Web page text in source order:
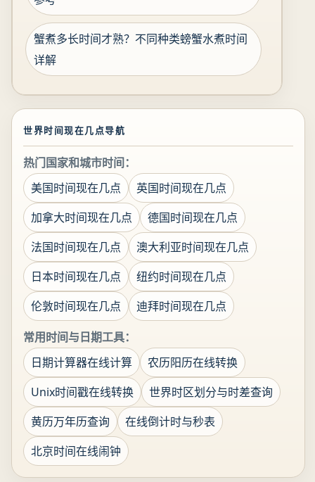
蟹煮多长时间才熟？不同种类螃蟹水煮时间
详解
世界时间现在几点导航
热门国家和城市时间：
美国时间现在几点
英国时间现在几点
加拿大时间现在几点
德国时间现在几点
法国时间现在几点
澳大利亚时间现在几点
日本时间现在几点
纽约时间现在几点
伦敦时间现在几点
迪拜时间现在几点
常用时间与日期工具：
日期计算器在线计算
农历阳历在线转换
Unix时间戳在线转换
世界时区划分与时差查询
黄历万年历查询
在线倒计时与秒表
北京时间在线闹钟